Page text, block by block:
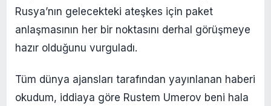
Rusya’nın gelecekteki ateşkes için paket
anlaşmasının her bir noktasını derhal görüşmeye
hazır olduğunu vurguladı.
Tüm dünya ajansları tarafından yayınlanan haberi
okudum, iddiaya göre Rustem Umerov beni hala